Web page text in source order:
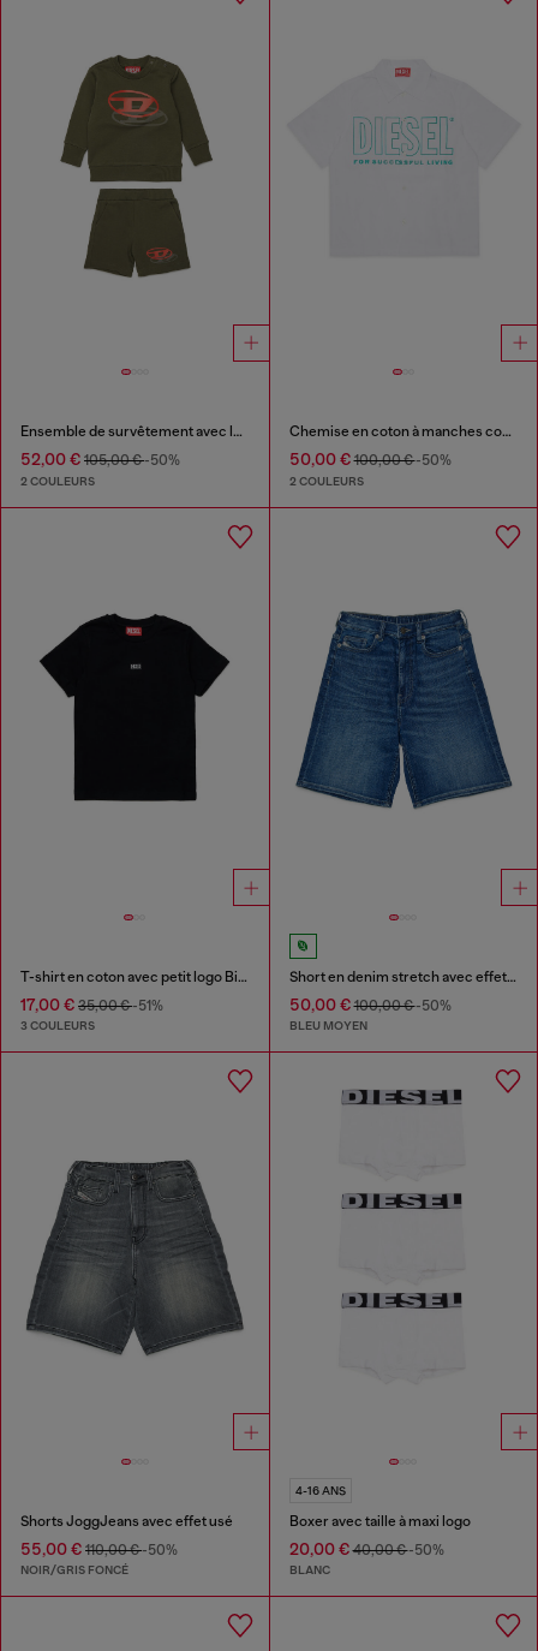
Ensemble de survêtement avec logo en ombre imprimé
52,00 € 105,00 €-50%
2 COULEURS
Chemise en coton à manches courtes
50,00 €100,00 €-50%
2 COULEURS
T-shirt en coton avec petit logo Biscotto
17,00 € 35,00 €-51%
3 COULEURS
Short en denim stretch avec effets moustaches
50,00 €100,00 €-50%
BLEU MOYEN
Shorts JoggJeans avec effet usé
55,00 € 110,00 €-50%
NOIR/GRIS FONCÉ
4-16 ANS
Boxer avec taille à maxi logo
20,00 €40,00 €-50%
BLANC